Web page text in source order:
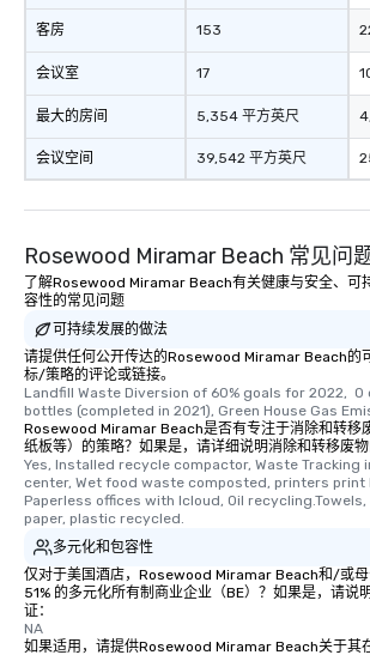
last. It’s an experience that attendees
will reminisce about long after they
convenient and efficient way the
experience is designed. All
restaurants are within an easy
walking distance of each other. The
short stroll allows your group
networking opportunities before
heading to the next place on your tour
itinerary. You Get a Dinner and a Show
Our tours offer an exquisite feast plus
entertainment. All tours include a
knowledgeable, professional guide
who leads the group on a walking tour,
offering engaging tidbits and
fascinating stories. Several other
interactive experiences are included
along the way exclusively to our tours,
ensuring there is never a dull moment.
Different Types of Cuisine Our
experiences offer the ability to enjoy
convenient outing, including ones you
客房
会议室
最大的房间
会议空间
153
17
5,354 平方英尺
39,542 平方英尺
Rosewood Miramar Beach 常见问
了解Rosewood Miramar Beach有关健康与安全、可
容性的常见问题
可持续发展的做法
请提供任何公开传达的Rosewood Miramar Beach的
标/策略的评论或链接。
Landfill Waste Diversion of 60% goals for 2022,  0
bottles (completed in 2021), Green House Gas
Rosewood Miramar Beach是否有专注于消除和转移
纸板等）的策略？如果是，请详细说明消除和转移废物
Yes, Installed recycle compactor, Waste
center, Wet food waste composted, printers print
Paperless offices with Icloud, Oil
paper, plastic recycled.
多元化和包容性
仅对于美国酒店，Rosewood Miramar Beach和/或母
51% 的多元化所有制商业企业（BE）？如果是，请说
证：
NA
如果适用，请提供Rosewood Miramar Beach关于其